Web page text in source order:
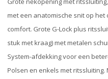
met een anatomische snit op
comfort. Grote G-Lock plus
stuk met kraag) met metalen
System-afdekking voor een
Polsen en enkels met